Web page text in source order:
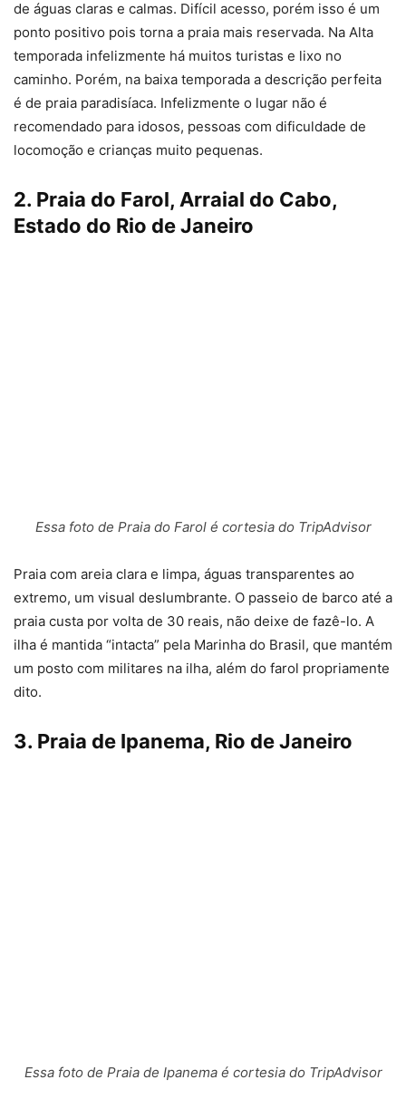
de águas claras e calmas. Difícil acesso, porém isso é um
ponto positivo pois torna a praia mais reservada. Na Alta
temporada infelizmente há muitos turistas e lixo no
caminho. Porém, na baixa temporada a descrição perfeita
é de praia paradisíaca. Infelizmente o lugar não é
recomendado para idosos, pessoas com dificuldade de
locomoção e crianças muito pequenas.
2. Praia do Farol, Arraial do Cabo,
Estado do Rio de Janeiro
Essa foto de Praia do Farol é cortesia do TripAdvisor
Praia com areia clara e limpa, águas transparentes ao
extremo, um visual deslumbrante. O passeio de barco até a
praia custa por volta de 30 reais, não deixe de fazê-lo. A
ilha é mantida “intacta” pela Marinha do Brasil, que mantém
um posto com militares na ilha, além do farol propriamente
dito.
3. Praia de Ipanema, Rio de Janeiro
Essa foto de Praia de Ipanema é cortesia do TripAdvisor